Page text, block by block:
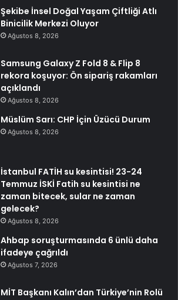
Şekibe İnsel Doğal Yaşam Çiftliği Atlı
Binicilik Merkezi Oluyor
Ağustos 8, 2026
Samsung Galaxy Z Fold 8 & Flip 8
rekora koşuyor: Ön sipariş rakamları
açıklandı
Ağustos 8, 2026
Müslüm Sarı: CHP İçin Üzücü Durum
Ağustos 8, 2026
İstanbul FATİH su kesintisi! 23-24
Temmuz İSKİ Fatih su kesintisi ne
zaman bitecek, sular ne zaman
gelecek?
Ağustos 8, 2026
Ahbap soruşturmasında 6 ünlü daha
ifadeye çağrıldı
Ağustos 7, 2026
MİT Başkanı Kalın’dan Türkiye’nin Rolü